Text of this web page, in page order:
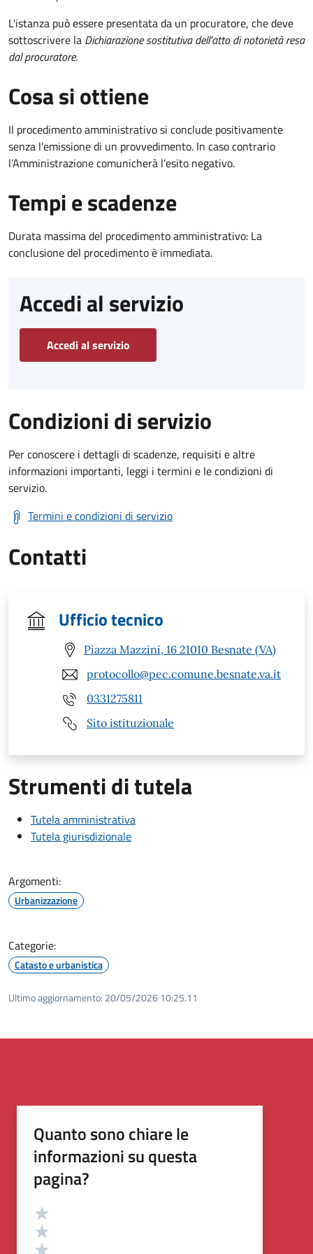
L'istanza può essere presentata da un procuratore, che deve
sottoscrivere la Dichiarazione sostitutiva dell'atto di notorietà resa
dal procuratore.
Cosa si ottiene
Il procedimento amministrativo si conclude positivamente
senza l’emissione di un provvedimento. In caso contrario
l’Amministrazione comunicherà l’esito negativo.
Tempi e scadenze
Durata massima del procedimento amministrativo: La
conclusione del procedimento è immediata.
Accedi al servizio
Accedi al servizio
Condizioni di servizio
Per conoscere i dettagli di scadenze, requisiti e altre
informazioni importanti, leggi i termini e le condizioni di
servizio.
Termini e condizioni di servizio
Contatti
Ufficio tecnico
Piazza Mazzini, 16 21010 Besnate (VA)
protocollo@pec.comune.besnate.va.it
0331275811
Sito istituzionale
Strumenti di tutela
Tutela amministrativa
Tutela giurisdizionale
Argomenti:
Urbanizzazione
Categorie:
Catasto e urbanistica
Ultimo aggiornamento: 20/05/2026 10:25.11
Quanto sono chiare le
informazioni su questa
pagina?
Valutazione